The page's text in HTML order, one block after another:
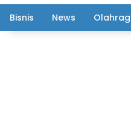
Bisnis News